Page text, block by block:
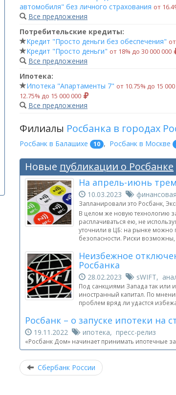
автомобиля" без личного страхования от
Все предложения
Потребительские кредиты:
Кредит "Просто деньги без обеспечения"
Кредит "Просто деньги" от 18% до 30 000 000
Все предложения
Ипотека:
Ипотека "Апартаменты 7" от 10.75% до 15
12.75% до 15 000 000
Все предложения
Филиалы Росбанка в городах
Росбанк в Балашихе 10 , Росбанк в Москве
Новые публикации о Росбанке
На апрель-июнь
10.03.2023
Запланировали это Росбанк,
В целом же новую технологию
расплачиваться ею, не
уточнили в ЦБ: на рынке можно
безопасности. Риски возможны,
Неизбежное
Росбанка
28.02.2023 sWIFT,
Под санкциями Запада так или
иностранный капитал. По
проблем вряд ли удастся
Росбанк – о запуске ипотеки на
19.11.2022 ипотека, пресс-релиз
«Росбанк Дом» начинает принимать ипотечные
Сбербанк России